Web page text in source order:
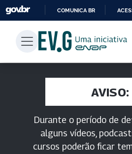
PARA
COMUNICA BR
AVISO:
Durante o período de
alguns vídeos,
cursos poderão ficar